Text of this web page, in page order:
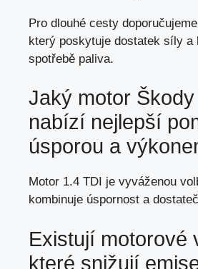
Pro dlouhé cesty
který poskytuje dostatek síly a
spotřebě paliva.
Jaký motor
nabízí nejlepší
úsporou a
Motor 1.4 TDI je vyváženou
kombinuje úspornost a
Existují motorové
které snižují